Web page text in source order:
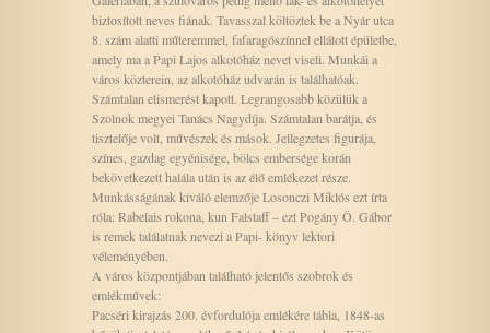
biztosított neves fiának. Tavasszal költöztek be a Nyár utca
8. szám alatti műteremmel, fafaragószínnel ellátott épületbe,
amely ma a Papi Lajos alkotóház nevet viseli. Munkái a
város közterein, az alkotóház udvarán is találhatóak.
Számtalan elismerést kapott. Legrangosabb közülük a
Szolnok megyei Tanács Nagydíja. Számtalan barátja, és
tisztelője volt, művészek és mások. Jellegzetes figurája,
színes, gazdag egyénisége, bölcs embersége korán
bekövetkezett halála után is az élő emlékezet része.
Munkásságának kiváló elemzője Losonczi Miklós ezt írta
róla: Rabelais rokona, kun Falstaff – ezt Pogány Ö. Gábor
is remek találatnak nevezi a Papi- könyv lektori
véleményében.
A város központjában található jelentős szobrok és
emlékművek:
Pacséri kirajzás 200. évfordulója emlékére tábla, 1848-as